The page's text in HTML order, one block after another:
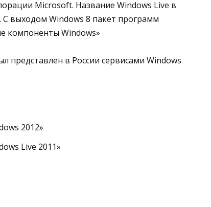
Microsoft. Название Windows Live в
выходом Windows 8 пакет программ
компоненты Windows»
представлен в России сервисами Windows
2012»
Live 2011»